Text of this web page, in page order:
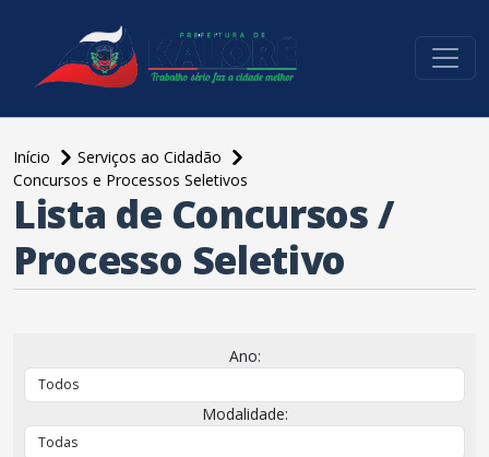
Início
Serviços ao Cidadão
Concursos e Processos Seletivos
Lista de Concursos /
Processo Seletivo
Ano:
Modalidade: